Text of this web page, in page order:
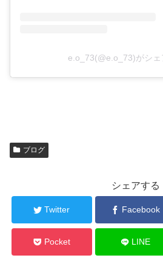
e.o_73(@e.o_73)がシェ
ブログ
シェアする
Twitter Facebook
Pocket LINE